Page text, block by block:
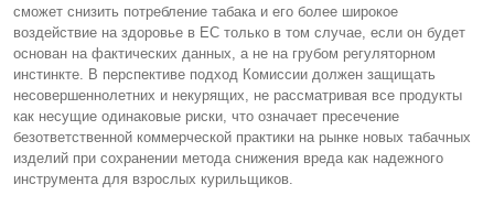
сможет снизить потребление табака и его более широкое
воздействие на здоровье в ЕС только в том случае, если он будет
основан на фактических данных, а не на грубом регуляторном
инстинкте. В перспективе подход Комиссии должен защищать
несовершеннолетних и некурящих, не рассматривая все продукты
как несущие одинаковые риски, что означает пресечение
безответственной коммерческой практики на рынке новых табачных
изделий при сохранении метода снижения вреда как надежного
инструмента для взрослых курильщиков.